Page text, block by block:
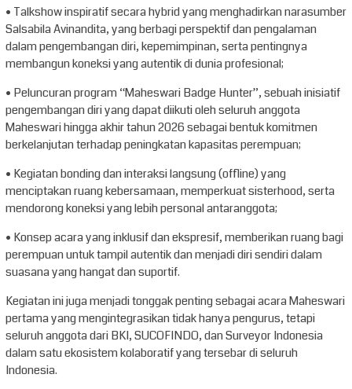
• Talkshow inspiratif secara hybrid yang menghadirkan narasumber
Salsabila Avinandita, yang berbagi perspektif dan pengalaman
dalam pengembangan diri, kepemimpinan, serta pentingnya
membangun koneksi yang autentik di dunia profesional;
• Peluncuran program “Maheswari Badge Hunter”, sebuah inisiatif
pengembangan diri yang dapat diikuti oleh seluruh anggota
Maheswari hingga akhir tahun 2026 sebagai bentuk komitmen
berkelanjutan terhadap peningkatan kapasitas perempuan;
• Kegiatan bonding dan interaksi langsung (offline) yang
menciptakan ruang kebersamaan, memperkuat sisterhood, serta
mendorong koneksi yang lebih personal antaranggota;
• Konsep acara yang inklusif dan ekspresif, memberikan ruang bagi
perempuan untuk tampil autentik dan menjadi diri sendiri dalam
suasana yang hangat dan suportif.
Kegiatan ini juga menjadi tonggak penting sebagai acara Maheswari
pertama yang mengintegrasikan tidak hanya pengurus, tetapi
seluruh anggota dari BKI, SUCOFINDO, dan Surveyor Indonesia
dalam satu ekosistem kolaboratif yang tersebar di seluruh
Indonesia.